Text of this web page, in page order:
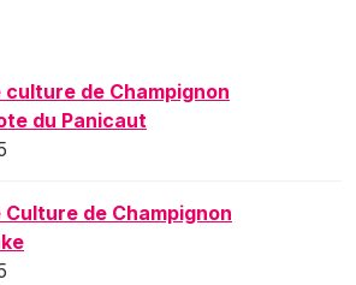
culture de Champignon
du Panicaut
Culture de Champignon